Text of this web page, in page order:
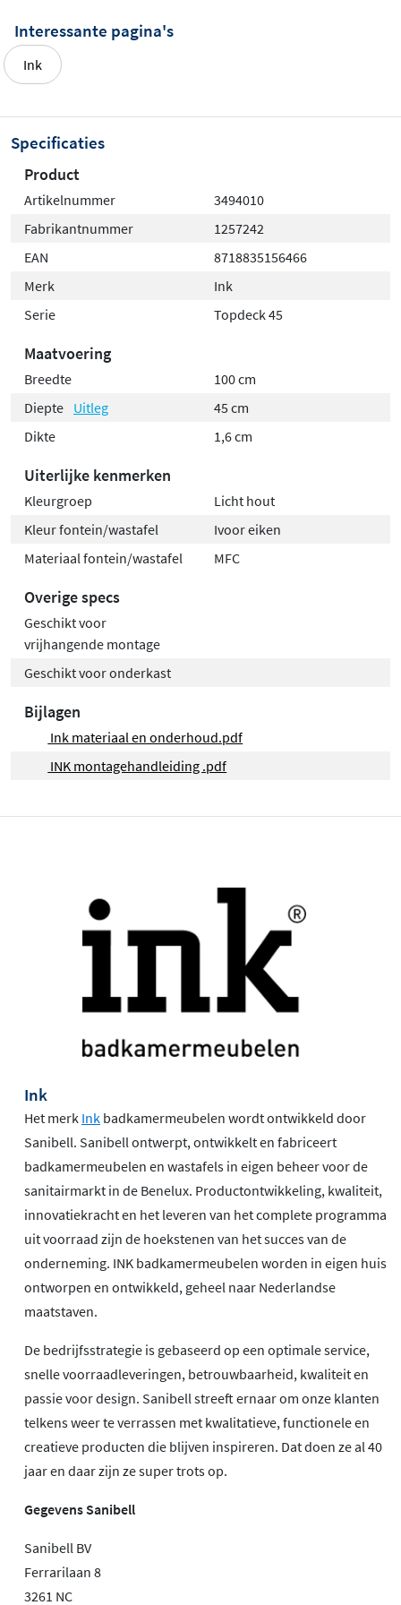
De Topdeck serie is speciaal ontwikkeld om te
combineren met diverse opbouwkommen uit het Ink
hoogwaardige afwerking en duurzame materialen
garanderen jarenlang gebruiksplezier in je badkamer,
ongeacht welke stijl je prefereert.
Interessante pagina's
Ink
Specificaties
Product
Artikelnummer
3494010
Fabrikantnummer
1257242
EAN
8718835156466
Merk
Ink
Serie
Topdeck 45
Maatvoering
Breedte
100 cm
Diepte Uitleg
45 cm
Dikte
1,6 cm
Uiterlijke kenmerken
Kleurgroep
Licht hout
Kleur fontein/wastafel
Ivoor eiken
Materiaal fontein/wastafel
MFC
Overige specs
Geschikt voor
vrijhangende montage
Geschikt voor onderkast
Bijlagen
Ink materiaal en onderhoud.pdf
INK montagehandleiding .pdf
Ink
Het merk Ink badkamermeubelen wordt ontwikkeld door
Sanibell. Sanibell ontwerpt, ontwikkelt en fabriceert
badkamermeubelen en wastafels in eigen beheer voor de
sanitairmarkt in de Benelux. Productontwikkeling, kwaliteit,
innovatiekracht en het leveren van het complete programma
uit voorraad zijn de hoekstenen van het succes van de
onderneming. INK badkamermeubelen worden in eigen huis
ontworpen en ontwikkeld, geheel naar Nederlandse
maatstaven.
De bedrijfsstrategie is gebaseerd op een optimale service,
snelle voorraadleveringen, betrouwbaarheid, kwaliteit en
passie voor design. Sanibell streeft ernaar om onze klanten
telkens weer te verrassen met kwalitatieve, functionele en
creatieve producten die blijven inspireren. Dat doen ze al 40
jaar en daar zijn ze super trots op.
Gegevens Sanibell
Sanibell BV
Ferrarilaan 8
3261 NC